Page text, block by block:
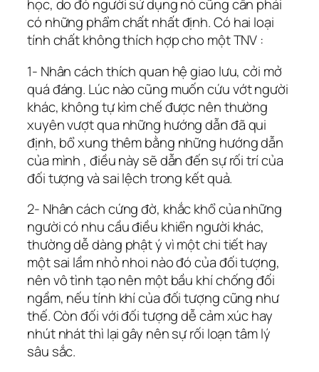
học, do đó người sử dụng nó cũng cần phải
có những phẩm chất nhất định. Có hai loại
tính chất không thích hợp cho một TNV :
1- Nhân cách thích quan hệ giao lưu, cởi mở
quá đáng. Lúc nào cũng muốn cứu vớt người
khác, không tự kìm chế được nên thường
xuyên vượt qua những hướng dẫn đã qui
định, bổ xung thêm bằng những hướng dẫn
của mình , điều này sẽ dẫn đến sự rối trí của
đối tượng và sai lệch trong kết quả.
2- Nhân cách cứng đờ, khắc khổ của những
người có nhu cầu điều khiển người khác,
thường dễ dàng phật ý vì một chi tiết hay
một sai lầm nhỏ nhoi nào đó của đối tượng,
nên vô tình tạo nên một bầu khí chống đối
ngầm, nếu tính khí của đối tượng cũng như
thế. Còn đối với đối tượng dễ cảm xúc hay
nhút nhát thì lại gây nên sự rối loạn tâm lý
sâu sắc.